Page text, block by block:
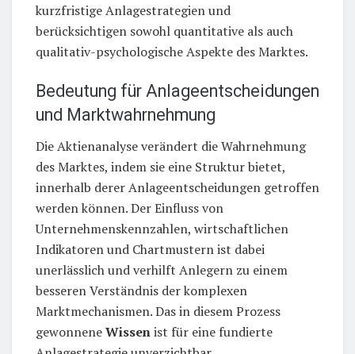
kurzfristige Anlagestrategien und
berücksichtigen sowohl quantitative als auch
qualitativ-psychologische Aspekte des Marktes.
Bedeutung für Anlageentscheidungen
und Marktwahrnehmung
Die Aktienanalyse verändert die Wahrnehmung
des Marktes, indem sie eine Struktur bietet,
innerhalb derer Anlageentscheidungen getroffen
werden können. Der Einfluss von
Unternehmenskennzahlen, wirtschaftlichen
Indikatoren und Chartmustern ist dabei
unerlässlich und verhilft Anlegern zu einem
besseren Verständnis der komplexen
Marktmechanismen. Das in diesem Prozess
gewonneneWissenist für eine fundierte